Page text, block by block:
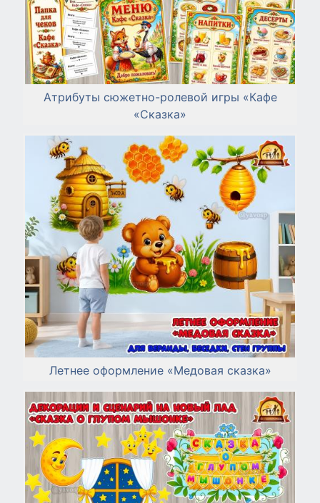
Атрибуты сюжетно-ролевой игры «Кафе
«Сказка»
Летнее оформление «Медовая сказка»